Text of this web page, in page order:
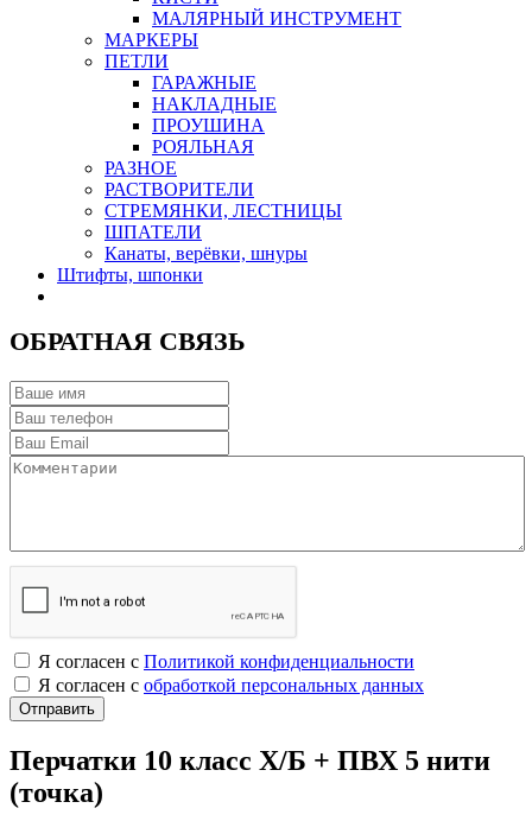
МАЛЯРНЫЙ ИНСТРУМЕНТ
МАРКЕРЫ
ПЕТЛИ
ГАРАЖНЫЕ
НАКЛАДНЫЕ
ПРОУШИНА
РОЯЛЬНАЯ
РАЗНОЕ
РАСТВОРИТЕЛИ
СТРЕМЯНКИ, ЛЕСТНИЦЫ
ШПАТЕЛИ
Канаты, верёвки, шнуры
Штифты, шпонки
ОБРАТНАЯ СВЯЗЬ
Я согласен с Политикой конфиденциальности
Я согласен с обработкой персональных данных
Перчатки 10 класс Х/Б + ПВХ 5 нити
(точка)